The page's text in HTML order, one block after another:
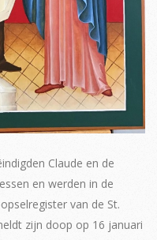
Claude en de
en werden in de
van de St.
zijn doop op 16 januari